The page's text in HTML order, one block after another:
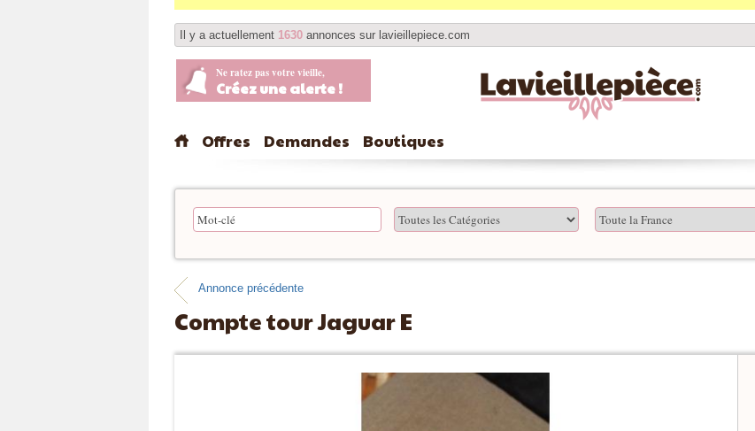
Il y a actuellement 1630 annonces sur lavieillepiece.com
Ne ratez pas votre vieille,
Créez une alerte !
Offres Demandes Boutiques
Annonce précédente
Compte tour Jaguar E